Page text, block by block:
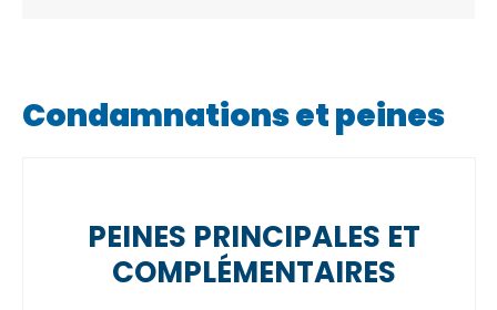
Condamnations et peines
PEINES PRINCIPALES ET
COMPLÉMENTAIRES